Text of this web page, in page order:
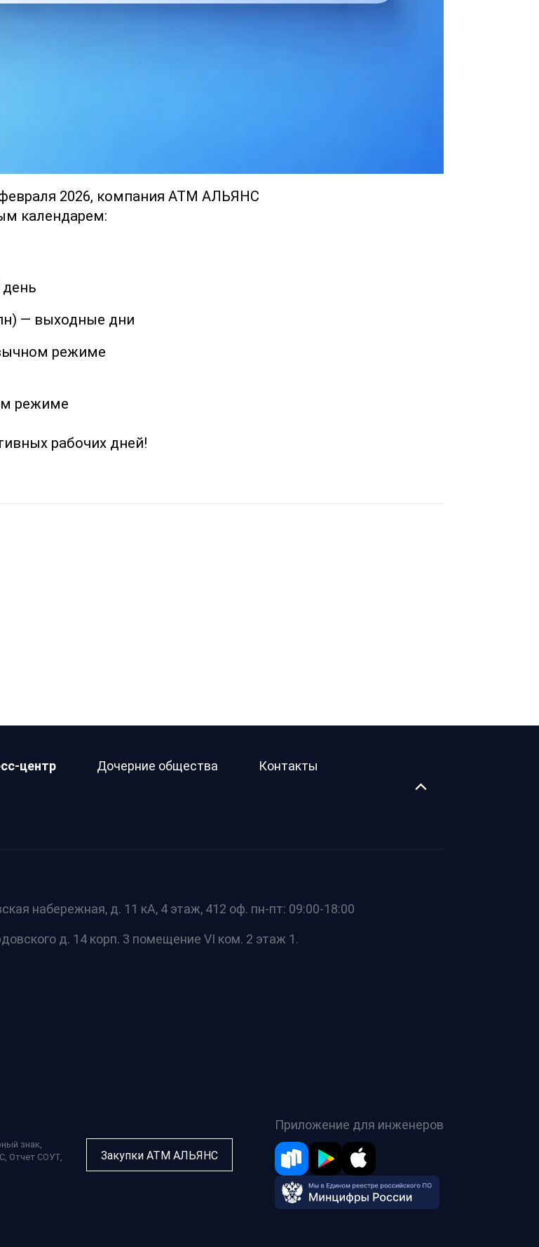
2026, компания АТМ АЛЬЯНС
календарем:
— выходные дни
режиме
режиме
рабочих дней!
центр Дочерние общества Контакты
набережная, д. 11 кА, 4 этаж, 412 оф. пн-пт: 09:00-18:00
д. 14 корп. 3 помещение VI ком. 2 этаж 1.
знак
Отчет СОУТ Закупки АТМ АЛЬЯНС
Приложение для инженеров